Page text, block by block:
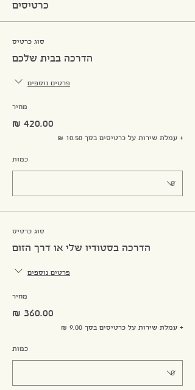
כרטיסים
סוג כרטיס
הדרכה בבית שלכם
פרטים נוספים
מחיר
+ עמלת שירות על כרטיסים בסך ‏10.50 ‏₪
כמות
סוג כרטיס
הדרכה בסטודיו שלי או דרך הזום
פרטים נוספים
מחיר
+ עמלת שירות על כרטיסים בסך ‏9.00 ‏₪
כמות